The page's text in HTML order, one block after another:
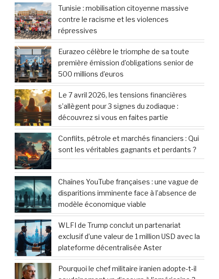
Tunisie : mobilisation citoyenne massive
contre le racisme et les violences
répressives
Eurazeo célèbre le triomphe de sa toute
première émission d’obligations senior de
500 millions d’euros
Le 7 avril 2026, les tensions financières
s’allègent pour 3 signes du zodiaque :
découvrez si vous en faites partie
Conflits, pétrole et marchés financiers : Qui
sont les véritables gagnants et perdants ?
Chaînes YouTube françaises : une vague de
disparitions imminente face à l’absence de
modèle économique viable
WLFI de Trump conclut un partenariat
exclusif d’une valeur de 1 million USD avec la
plateforme décentralisée Aster
Pourquoi le chef militaire iranien adopte-t-il